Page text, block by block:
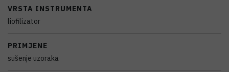
VRSTA INSTRUMENTA
liofilizator
PRIMJENE
sušenje uzoraka